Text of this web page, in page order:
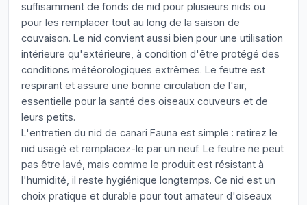
suffisamment de fonds de nid pour plusieurs nids ou
pour les remplacer tout au long de la saison de
couvaison. Le nid convient aussi bien pour une utilisation
intérieure qu'extérieure, à condition d'être protégé des
conditions météorologiques extrêmes. Le feutre est
respirant et assure une bonne circulation de l'air,
essentielle pour la santé des oiseaux couveurs et de
leurs petits.
L'entretien du nid de canari Fauna est simple : retirez le
nid usagé et remplacez-le par un neuf. Le feutre ne peut
pas être lavé, mais comme le produit est résistant à
l'humidité, il reste hygiénique longtemps. Ce nid est un
choix pratique et durable pour tout amateur d'oiseaux